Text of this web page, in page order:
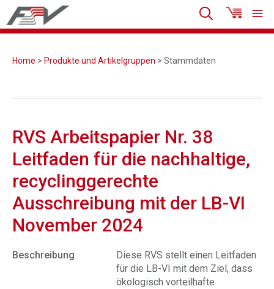
Home > Produkte und Artikelgruppen > Stammdaten
RVS Arbeitspapier Nr. 38
Leitfaden für die nachhaltige,
recyclinggerechte
Ausschreibung mit der LB-VI
November 2024
Beschreibung
Diese RVS stellt einen Leitfaden
für die LB-VI mit dem Ziel, dass
ökologisch vorteilhafte